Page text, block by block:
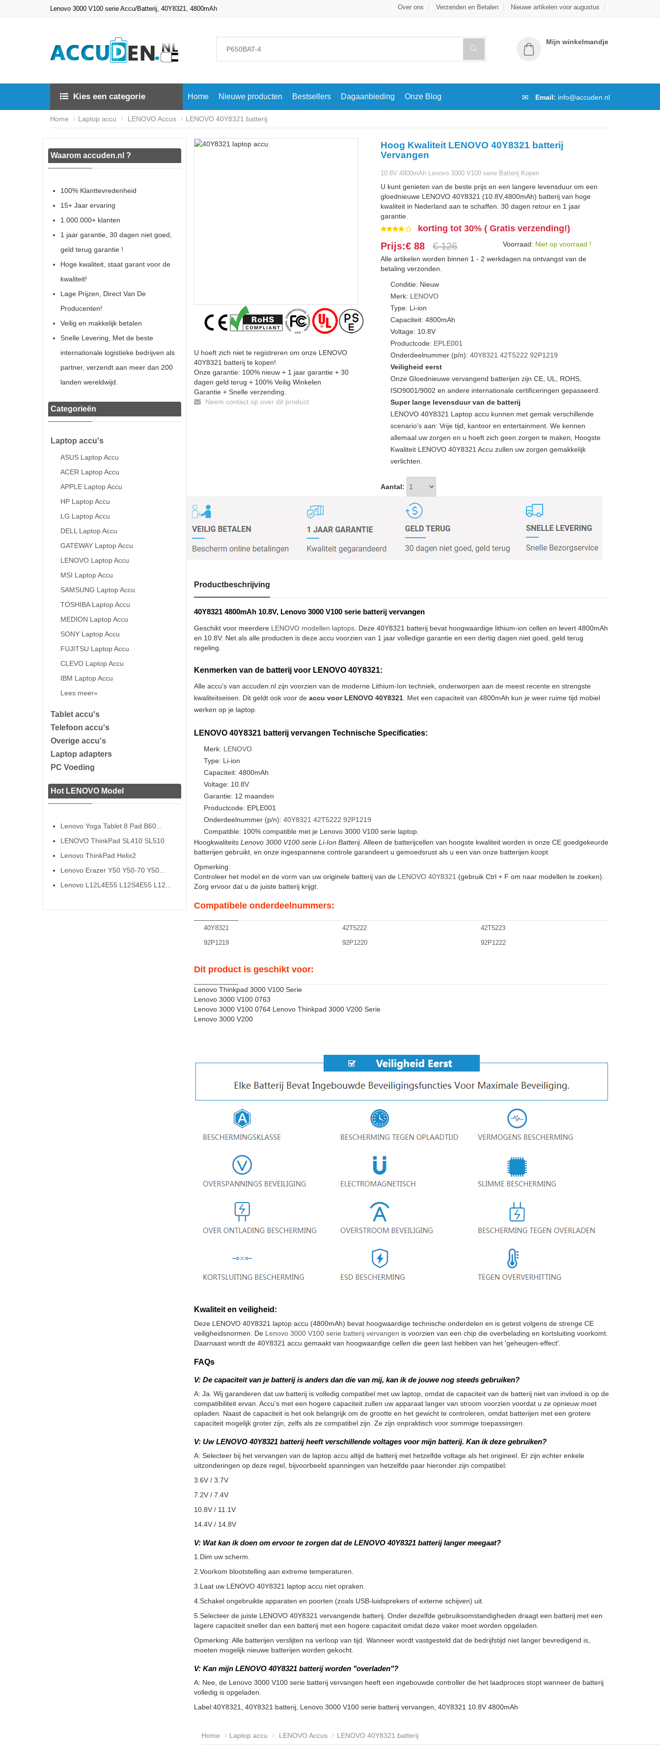
Lenovo 3000 V100 serie Accu/Batterij, 40Y8321, 4800mAh Over ons Verzenden en Betalen Nieuwe artikelen voor augustus
Mijn winkelmandje
Kies een categorie Home Nieuwe producten Bestsellers Dagaanbieding Onze Blog Email: info@accuden.nl
Home Laptop accu LENOVO Accus LENOVO 40Y8321 batterij
Waarom accuden.nl ?
100% Klanttevredenheid
15+ Jaar ervaring
1.000.000+ klanten
1 jaar garantie, 30 dagen niet goed,
geld terug garantie !
Hoge kwaliteit, staat garant voor de
kwaliteit!
Lage Prijzen, Direct Van De
Producenten!
Veilig en makkelijk betalen
Snelle Levering, Met de beste
internationale logistieke bedrijven als
partner, verzendt aan meer dan 200
landen wereldwijd.
Categorieën
Laptop accu's
ASUS Laptop Accu
ACER Laptop Accu
APPLE Laptop Accu
HP Laptop Accu
LG Laptop Accu
DELL Laptop Accu
GATEWAY Laptop Accu
LENOVO Laptop Accu
MSI Laptop Accu
SAMSUNG Laptop Accu
TOSHIBA Laptop Accu
MEDION Laptop Accu
SONY Laptop Accu
FUJITSU Laptop Accu
CLEVO Laptop Accu
IBM Laptop Accu
Lees meer»
Tablet accu's
Telefoon accu's
Overige accu's
Laptop adapters
PC Voeding
Hot LENOVO Model
Lenovo Yoga Tablet 8 Pad B60...
LENOVO ThinkPad SL410 SL510
Lenovo ThinkPad Helix2
Lenovo Erazer Y50 Y50-70 Y50...
Lenovo L12L4E55 L12S4E55 L12...
U hoeft zich niet te registreren om onze LENOVO
40Y8321 batterij te kopen!
Onze garantie: 100% nieuw + 1 jaar garantie + 30
dagen geld terug + 100% Veilig Winkelen
Garantie + Snelle verzending.
Neem contact op over dit product
Hoog Kwaliteit LENOVO 40Y8321 batterij
Vervangen
10.8V 4800mAh Lenovo 3000 V100 serie Batterij Kopen
U kunt genieten van de beste prijs en een langere levensduur om een
gloednieuwe LENOVO 40Y8321 (10.8V,4800mAh) batterij van hoge
kwaliteit in Nederland aan te schaffen. 30 dagen retour en 1 jaar
garantie.
korting tot 30% ( Gratis verzending!)
Prijs:€ 88 € 126 Voorraad: Niet op voorraad !
Alle artikelen worden binnen 1 - 2 werkdagen na ontvangst van de
betaling verzonden.
Conditie: Nieuw
Merk: LENOVO
Type: Li-ion
Capaciteit: 4800mAh
Voltage: 10.8V
Productcode: EPLE001
Onderdeelnummer (p/n):40Y8321 42T5222 92P1219
Veiligheid eerst
Onze Gloednieuwe vervangend batterijen zijn CE, UL, ROHS,
ISO9001/9002 en andere internationale certificeringen gepasseerd.
Super lange levensduur van de batterij
LENOVO 40Y8321 Laptop accu kunnen met gemak verschillende
scenario's aan: Vrije tijd, kantoor en entertainment. We kennen
allemaal uw zorgen en u hoeft zich geen zorgen te maken, Hoogste
Kwaliteit LENOVO 40Y8321 Accu zullen uw zorgen gemakkelijk
verlichten.
Aantal:
Productbeschrijving
40Y8321 4800mAh 10.8V, Lenovo 3000 V100 serie batterij vervangen
Geschikt voor meerdere LENOVO modellen laptops. Deze 40Y8321 batterij bevat hoogwaardige lithium-ion cellen en levert 4800mAh
en 10.8V. Net als alle producten is deze accu voorzien van 1 jaar volledige garantie en een dertig dagen niet goed, geld terug
regeling.
Kenmerken van de batterij voor LENOVO 40Y8321:
Alle accu's van accuden.nl zijn voorzien van de moderne Lithium-Ion techniek, onderworpen aan de meest recente en strengste
kwaliteitseisen. Dit geldt ook voor de accu voor LENOVO 40Y8321. Met een capaciteit van 4800mAh kun je weer ruime tijd mobiel
werken op je laptop.
LENOVO 40Y8321 batterij vervangen Technische Specificaties:
Merk: LENOVO
Type: Li-ion
Capaciteit: 4800mAh
Voltage: 10.8V
Garantie: 12 maanden
Productcode: EPLE001
Onderdeelnummer (p/n): 40Y8321 42T5222 92P1219
Compatible: 100% compatible met je Lenovo 3000 V100 serie laptop.
Hoogkwaliteits Lenovo 3000 V100 serie Li-Ion Batterij. Alleen de batterijcellen van hoogste kwaliteit worden in onze CE goedgekeurde
batterijen gebruikt, en onze ingespannene controle garandeert u gemoedsrust als u een van onze batterijen koopt.
Opmerking:
Controleer het model en de vorm van uw originele batterij van de LENOVO 40Y8321 (gebruik Ctrl + F om naar modellen te zoeken).
Zorg ervoor dat u de juiste batterij krijgt.
Compatibele onderdeelnummers:
40Y8321 42T5222
42T5223
92P1219
92P1220 92P1222
Dit product is geschikt voor:
Lenovo Thinkpad 3000 V100 Serie
Lenovo 3000 V100 0763
Lenovo 3000 V100 0764 Lenovo Thinkpad 3000 V200 Serie
Lenovo 3000 V200
Kwaliteit en veiligheid:
Deze LENOVO 40Y8321 laptop accu (4800mAh) bevat hoogwaardige technische onderdelen en is getest volgens de strenge CE
veiligheidsnormen. De Lenovo 3000 V100 serie batterij vervangen is voorzien van een chip die overbelading en kortsluiting voorkomt.
Daarnaast wordt de 40Y8321 accu gemaakt van hoogwaardige cellen die geen last hebben van het 'geheugen-effect'.
FAQs
V: De capaciteit van je batterij is anders dan die van mij, kan ik de jouwe nog steeds gebruiken?
A: Ja. Wij garanderen dat uw batterij is volledig compatibel met uw laptop, omdat de capaciteit van de batterij niet van invloed is op de
compatibiliteit ervan. Accu's met een hogere capaciteit zullen uw apparaat langer van stroom voorzien voordat u ze opnieuw moet
opladen. Naast de capaciteit is het ook belangrijk om de grootte en het gewicht te controleren, omdat batterijen met een grotere
capaciteit mogelijk groter zijn, zelfs als ze compatibel zijn. Ze zijn onpraktisch voor sommige toepassingen.
V: Uw LENOVO 40Y8321 batterij heeft verschillende voltages voor mijn batterij. Kan ik deze gebruiken?
A: Selecteer bij het vervangen van de laptop accu altijd de batterij met hetzelfde voltage als het origineel. Er zijn echter enkele
uitzonderingen op deze regel, bijvoorbeeld spanningen van hetzelfde paar hieronder zijn compatibel:
3.6V / 3.7V
7.2V / 7.4V
10.8V / 11.1V
14.4V / 14.8V
V: Wat kan ik doen om ervoor te zorgen dat de LENOVO 40Y8321 batterij langer meegaat?
1.Dim uw scherm.
2.Voorkom blootstelling aan extreme temperaturen.
3.Laat uw LENOVO 40Y8321 laptop accu niet opraken.
4.Schakel ongebruikte apparaten en poorten (zoals USB-luidsprekers of externe schijven) uit.
5.Selecteer de juiste LENOVO 40Y8321 vervangende batterij. Onder dezelfde gebruiksomstandigheden draagt een batterij met een
lagere capaciteit sneller dan een batterij met een hogere capaciteit omdat deze vaker moet worden opgeladen.
Opmerking: Alle batterijen verslijten na verloop van tijd. Wanneer wordt vastgesteld dat de bedrijfstijd niet langer bevredigend is,
moeten mogelijk nieuwe batterijen worden gekocht.
V: Kan mijn LENOVO 40Y8321 batterij worden "overladen"?
A: Nee, de Lenovo 3000 V100 serie batterij vervangen heeft een ingebouwde controller die het laadproces stopt wanneer de batterij
volledig is opgeladen.
Label:40Y8321, 40Y8321 batterij, Lenovo 3000 V100 serie batterij vervangen, 40Y8321 10.8V 4800mAh
Home Laptop accu LENOVO Accus LENOVO 40Y8321 batterij